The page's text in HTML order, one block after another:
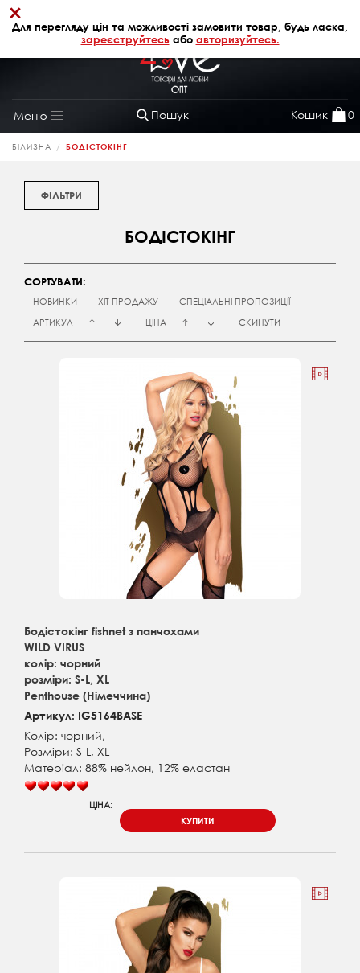
Для перегляду цін та можливості замовити товар, будь ласка,
зареєструйтесьабо авторизуйтесь.
×
Пошук Кошик 0
Меню
Toggle
navigation
БІЛИЗНА БОДІСТОКІНГ
ФІЛЬТРИ
БОДІСТОКІНГ
СОРТУВАТИ:
НОВИНКИ
ХІТ ПРОДАЖУ
СПЕЦІАЛЬНІ ПРОПОЗИЦІЇ
АРТИКУЛ
ЦІНА СКИНУТИ
Бодістокінг fishnet з панчохами
WILD VIRUS
колір: чорний
розміри: S-L, XL
Penthouse (Німеччина)
Артикул: IG5164BASE
Колір: чорний,
Розміри: S-L, XL
Матеріал: 88% нейлон, 12% еластан
ЦІНА:
КУПИТИ